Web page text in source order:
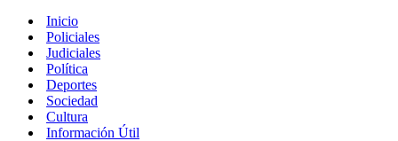
Inicio
Policiales
Judiciales
Política
Deportes
Sociedad
Cultura
Información Útil